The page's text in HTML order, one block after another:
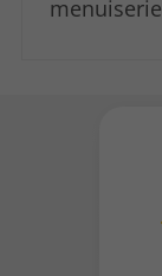
menuiserie